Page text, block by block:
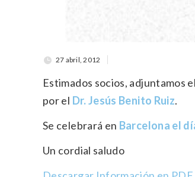
27 abril, 2012
Estimados socios, adjuntamos
por el Dr. Jesús Benito Ruiz.
Se celebrará en Barcelona el
Un cordial saludo